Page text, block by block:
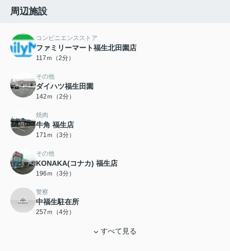
周辺施設
コンビニエンスストア
ファミリーマート福生北田園店
117ｍ（2分）
その他
ダイハツ福生田園
142ｍ（2分）
焼肉
牛角 福生店
171ｍ（3分）
その他
KONAKA(コナカ) 福生店
196ｍ（3分）
警察
中福生駐在所
257ｍ（4分）
すべて見る